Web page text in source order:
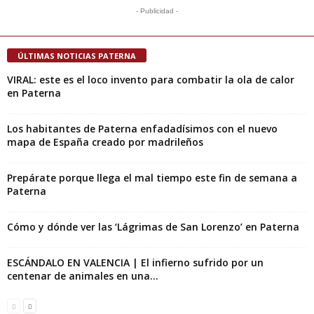
- Publicidad -
ÚLTIMAS NOTICIAS PATERNA
VIRAL: este es el loco invento para combatir la ola de calor
en Paterna
Los habitantes de Paterna enfadadísimos con el nuevo
mapa de España creado por madrileños
Prepárate porque llega el mal tiempo este fin de semana a
Paterna
Cómo y dónde ver las ‘Lágrimas de San Lorenzo’ en Paterna
ESCÁNDALO EN VALENCIA | El infierno sufrido por un
centenar de animales en una...